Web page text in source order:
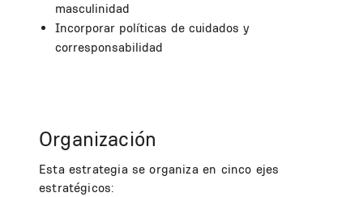
masculinidad
Incorporar políticas de cuidados y
corresponsabilidad
Organización
Esta estrategia se organiza en cinco ejes
estratégicos: